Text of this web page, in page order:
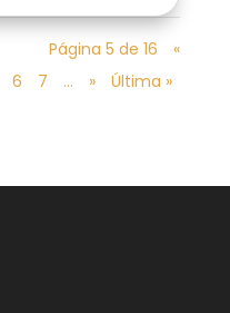
Página 5 de 16
«
6 7 ... » Última »